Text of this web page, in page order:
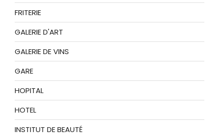
FRITERIE
GALERIE D'ART
GALERIE DE VINS
GARE
HOPITAL
HOTEL
INSTITUT DE BEAUTÉ